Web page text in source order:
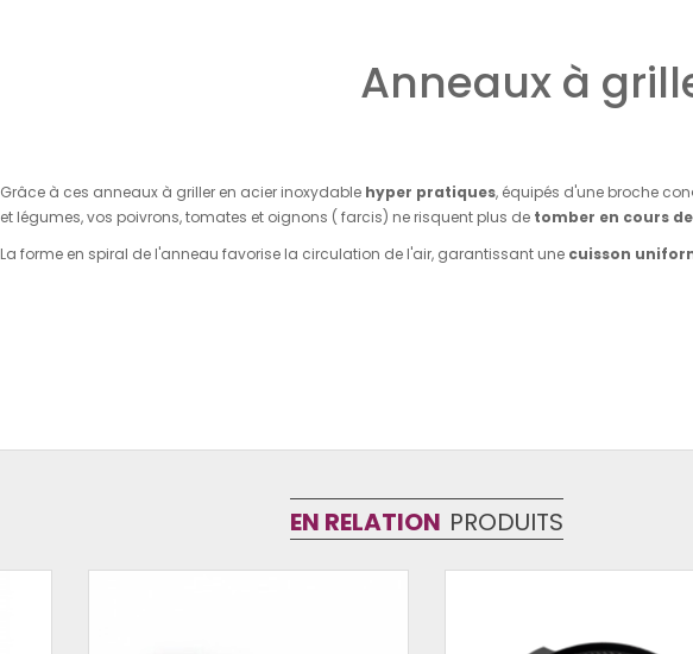
Anneaux à
Grâce à ces anneaux à griller en acier inoxydablehyper pratiques, équipés d'une broche
et légumes, vos poivrons, tomates et oignons ( farcis) ne risquent plus de tomber en cours
La forme en spiral de l'anneau favorise la circulation de l'air, garantissant une cuisson
EN RELATION PRODUITS